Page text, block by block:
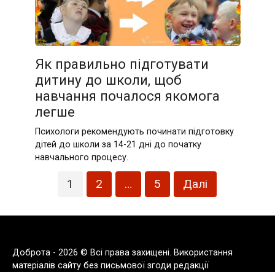
Як правильно підготувати
дитину до школи, щоб
навчання почалося якомога
легше
Психологи рекомендують починати підготовку
дітей до школи за 14-21 дні до початку
навчального процесу.
1 2 … 5 Далі
Доброта - 2026 © Всі права захищені. Використання
матеріалів сайту без письмової згоди редакції